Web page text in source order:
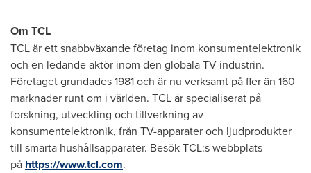
Om TCL
TCL är ett snabbväxande företag inom konsumentelektronik
och en ledande aktör inom den globala TV-industrin.
Företaget grundades 1981 och är nu verksamt på fler än 160
marknader runt om i världen. TCL är specialiserat på
forskning, utveckling och tillverkning av
konsumentelektronik, från TV-apparater och ljudprodukter
till smarta hushållsapparater. Besök TCL:s webbplats
på https://www.tcl.com.